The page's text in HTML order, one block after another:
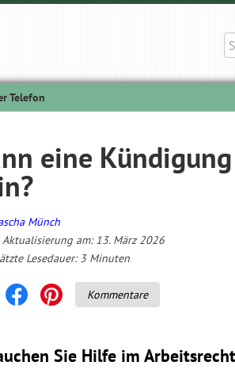
Telefon
eine
Münch
Aktualisierung am: 13. März 2026
Lesedauer: 3 Minuten
Kommentare
Sie Hilfe im